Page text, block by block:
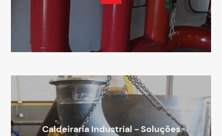
Caldeiraria Industrial - Soluções